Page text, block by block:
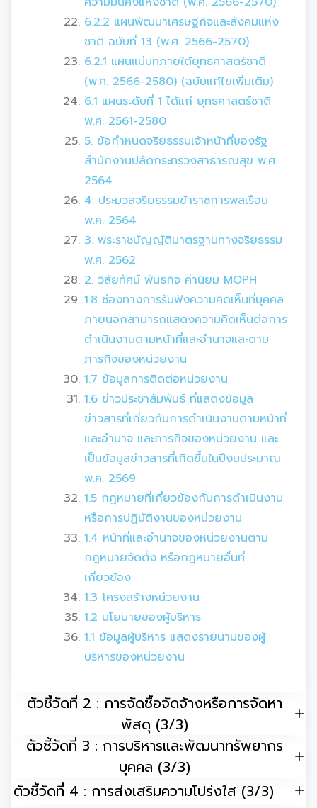
6.2.2 แผนพัฒนาเศรษฐกิจและสังคมแห่ง
ชาติ ฉบับที่ 13 (พ.ศ. 2566-2570)
6.2.1 แผนแม่บทภายใต้ยุทธศาสตร์ชาติ
(พ.ศ. 2566-2580) (ฉบับแก้ไขเพิ่มเติม)
6.1 แผนระดับที่ 1 ได้แก่ ยุทธศาสตร์ชาติ
พ.ศ. 2561-2580
5. ข้อกำหนดจริยธรรมเจ้าหน้าที่ของรัฐ
สำนักงานปลัดกระทรวงสาธารณสุข พ.ศ.
2564
4. ประมวลจริยธรรมข้าราชการพลเรือน
พ.ศ. 2564
3. พระราชบัญญัติมาตรฐานทางจริยธรรม
พ.ศ. 2562
2. วิสัยทัศน์ พันธกิจ ค่านิยม MOPH
1.8 ช่องทางการรับฟังความคิดเห็นที่บุคคล
ภายนอกสามารถแสดงความคิดเห็นต่อการ
ดำเนินงานตามหน้าที่และอำนาจและตาม
ภารกิจของหน่วยงาน
1.7 ข้อมูลการติดต่อหน่วยงาน
1.6 ข่าวประชาสัมพันธ์ ที่แสดงข้อมูล
ข่าวสารที่เกี่ยวกับการดำเนินงานตามหน้าที่
และอำนาจ และภารกิจของหน่วยงาน และ
เป็นข้อมูลข่าวสารที่เกิดขึ้นในปีงบประมาณ
พ.ศ. 2569
1.5 กฎหมายที่เกี่ยวข้องกับการดำเนินงาน
หรือการปฏิบัติงานของหน่วยงาน
1.4 หน้าที่และอำนาจของหน่วยงานตาม
กฎหมายจัดตั้ง หรือกฎหมายอื่นที่
เกี่ยวข้อง
1.3 โครงสร้างหน่วยงาน
1.2 นโยบายของผู้บริหาร
1.1 ข้อมูลผู้บริหาร แสดงรายนามของผู้
บริหารของหน่วยงาน
ตัวชี้วัดที่ 2 : การจัดซื้อจัดจ้างหรือการจัดหา
พัสดุ (3/3)
ตัวชี้วัดที่ 3 : การบริหารและพัฒนาทรัพยากร
บุคคล (3/3)
ตัวชี้วัดที่ 4 : การส่งเสริมความโปร่งใส (3/3)